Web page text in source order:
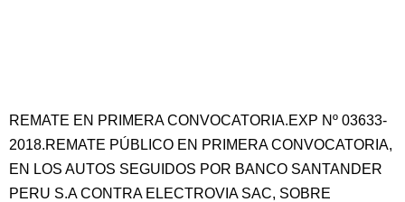
REMATE EN PRIMERA CONVOCATORIA.EXP Nº 03633-
2018.REMATE PÚBLICO EN PRIMERA CONVOCATORIA,
EN LOS AUTOS SEGUIDOS POR BANCO SANTANDER
PERU S.A CONTRA ELECTROVIA SAC, SOBRE